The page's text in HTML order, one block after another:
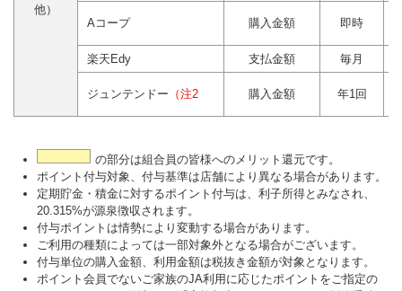
他）
Aコープ 購入金額 即時
楽天Edy 支払金額 毎月
ジュンテンドー （注2 購入金額 年1回
の部分は組合員の皆様へのメリット還元です。
ポイント付与対象、付与基準は店舗により異なる場合があります。
定期貯金・積金に対するポイント付与は、利子所得とみなされ、
20.315%が源泉徴収されます。
付与ポイントは情勢により変動する場合があります。
ご利用の種類によっては一部対象外となる場合がございます。
付与単位の購入金額、利用金額は税抜き金額が対象となります。
ポイント会員でないご家族のJA利用に応じたポイントをご指定の